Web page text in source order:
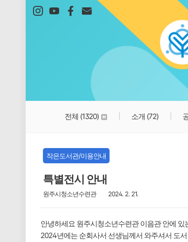
본문 바로가기
전체 (1320) 소개 (72)
작은도서관/이용안내
특별전시 안내
원주시청소년수련관 2024. 2. 21.
안녕하세요 원주시청소년수련관 이음관 안에
2024년에는 순회사서 선생님께서 와주셔서 도